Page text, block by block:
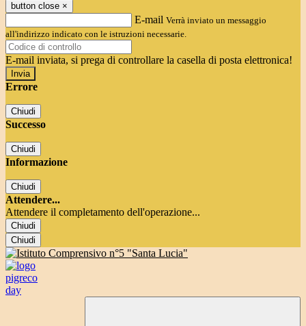
button close ×
E-mail Verrà inviato un messaggio
all'indirizzo indicato con le istruzioni necessarie.
E-mail inviata, si prega di controllare la casella di posta elettronica!
Errore
Chiudi
Successo
Chiudi
Informazione
Chiudi
Attendere...
Attendere il completamento dell'operazione...
Chiudi
Chiudi